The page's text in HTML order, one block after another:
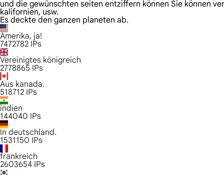
und die gewünschten seiten entziffern können Sie können
kalifornien, usw.
Es deckte den ganzen planeten ab.
Amerika, ja!
7472782 IPs
Vereinigtes königreich
2778865 IPs
Aus kanada.
518712 IPs
indien
144040 IPs
In deutschland.
1531150 IPs
frankreich
2603654 IPs